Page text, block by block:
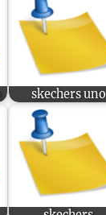
skechers uno